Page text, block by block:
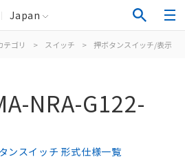
Japan
テゴリ > スイッチ > 押ボタンスイッチ/表示灯
NRA-G122-
ンスイッチ 形式仕様一覧